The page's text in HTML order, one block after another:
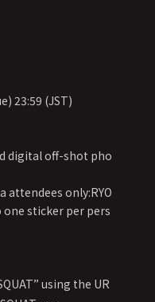
23:59 (JST)
digital off-shot pho
attendees only:RYO
sticker per pers
using the UR